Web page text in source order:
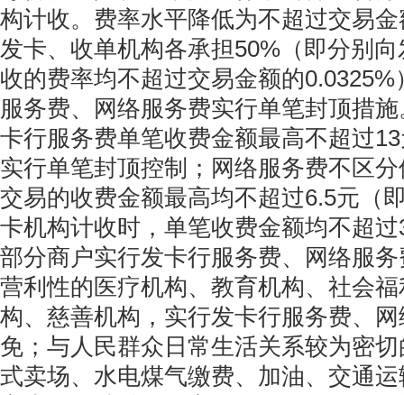
构计收。费率水平降低为不超过交易
发卡、收单机构各承担50%（即分别
收的费率均不超过交易金额的
服务费、网络服务费实行单笔封顶措
卡行服务费单笔收费金额最高不超过
实行单笔封顶控制；网络服务费不区
交易的收费金额最高均不超过6.5元（
卡机构计收时，单笔收费金额均不超
部分商户实行发卡行服务费、网络服
营利性的医疗机构、教育机构、社会
构、慈善机构，实行发卡行服务费、
免；与人民群众日常生活关系较为密
式卖场、水电煤气缴费、加油、交通